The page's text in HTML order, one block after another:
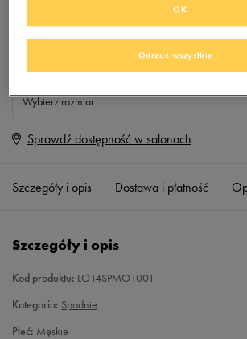
Produkt niedostępny
Jeśli artykuł będzie ponownie dostępny, otrzymasz
Wybierz rozmiar
S Powiadom o dostępności
M Powiadom o dostępności
XXL
Sprawdź dostępność w salonach
Szczegóły i opis Dostawa i płatność
Szczegóły i opis
Kod produktu: LO14SPMO1001
Kategoria: Spodnie
Płeć: Męskie
Odrzuć wszystkie
OK